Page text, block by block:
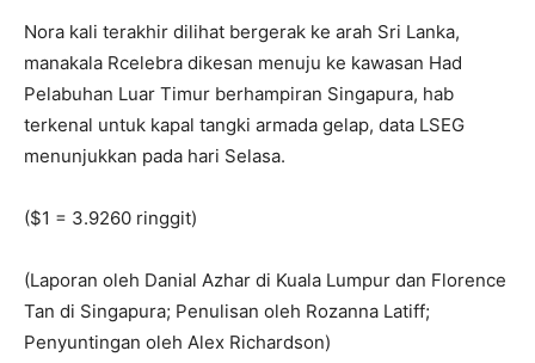
Nora kali terakhir dilihat bergerak ke arah Sri Lanka,
manakala Rcelebra dikesan menuju ke kawasan Had
Pelabuhan Luar Timur berhampiran Singapura, hab
terkenal untuk kapal tangki armada gelap, data LSEG
menunjukkan pada hari Selasa.
($1 = 3.9260 ringgit)
(Laporan oleh Danial Azhar di Kuala Lumpur dan Florence
Tan di Singapura; Penulisan oleh Rozanna Latiff;
Penyuntingan oleh Alex Richardson)